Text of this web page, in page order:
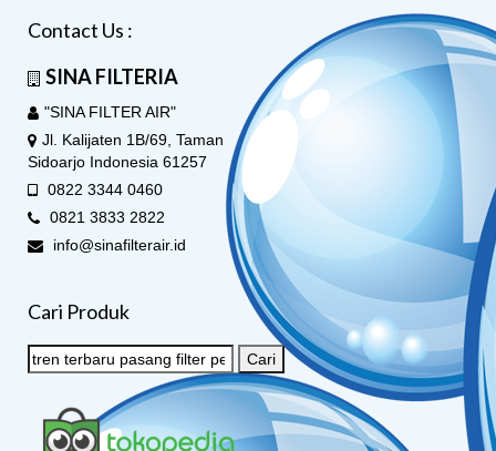
Contact Us :
SINA FILTERIA
"SINA FILTER AIR"
Jl. Kalijaten 1B/69, Taman
Sidoarjo Indonesia 61257
0822 3344 0460
0821 3833 2822
info@sinafilterair.id
Cari Produk
Cari